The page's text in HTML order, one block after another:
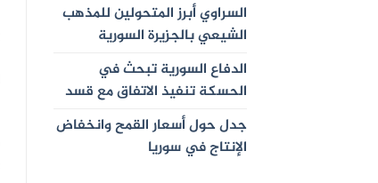
السراوي أبرز المتحولين للمذهب
الشيعي بالجزيرة السورية
الدفاع السورية تبحث في
الحسكة تنفيذ الاتفاق مع قسد
جدل حول أسعار القمح وانخفاض
الإنتاج في سوريا